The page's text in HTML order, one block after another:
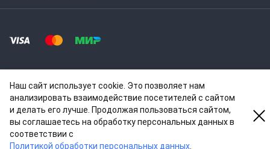
Наш сайт использует cookie. Это позволяет нам
анализировать взаимодействие посетителей с сайтом
и делать его лучше. Продолжая пользоваться сайтом,
вы соглашаетесь на обработку персональных данных в
соответствии c
Политикой обработки персональных данных
© 2004— 2026ООО ЕКОМП